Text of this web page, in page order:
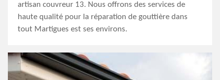
artisan couvreur 13. Nous offrons des services de
haute qualité pour la réparation de gouttière dans
tout Martigues est ses environs.